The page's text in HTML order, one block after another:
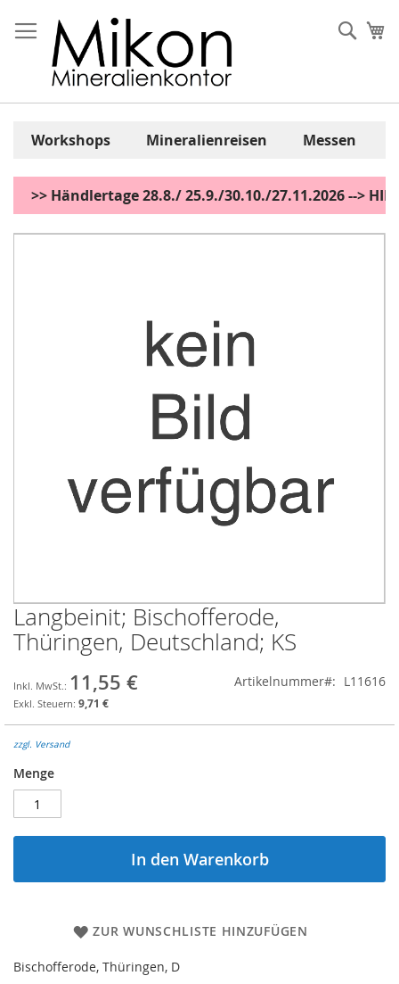
Inhalt
springen
Workshops Mineralienreisen Messen
>> Händlertage 28.8./ 25.9./30.10./27.11.2026 -->
Zum
Zum
Anfang
der
springen
Langbeinit; Bischofferode,
Thüringen, Deutschland; KS
11,55 €
9,71 €
Artikelnummer L11616
zzgl. Versand
Menge
In den Warenkorb
ZUR WUNSCHLISTE HINZUFÜGEN
Bischofferode, Thüringen, D